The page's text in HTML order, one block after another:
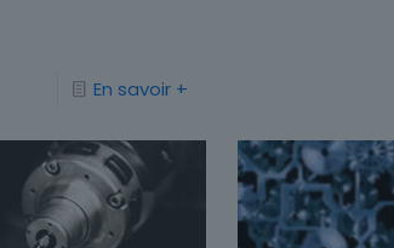
En savoir +